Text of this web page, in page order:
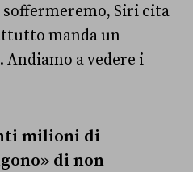
Siri cita
manda un
a vedere i
milioni di
di non